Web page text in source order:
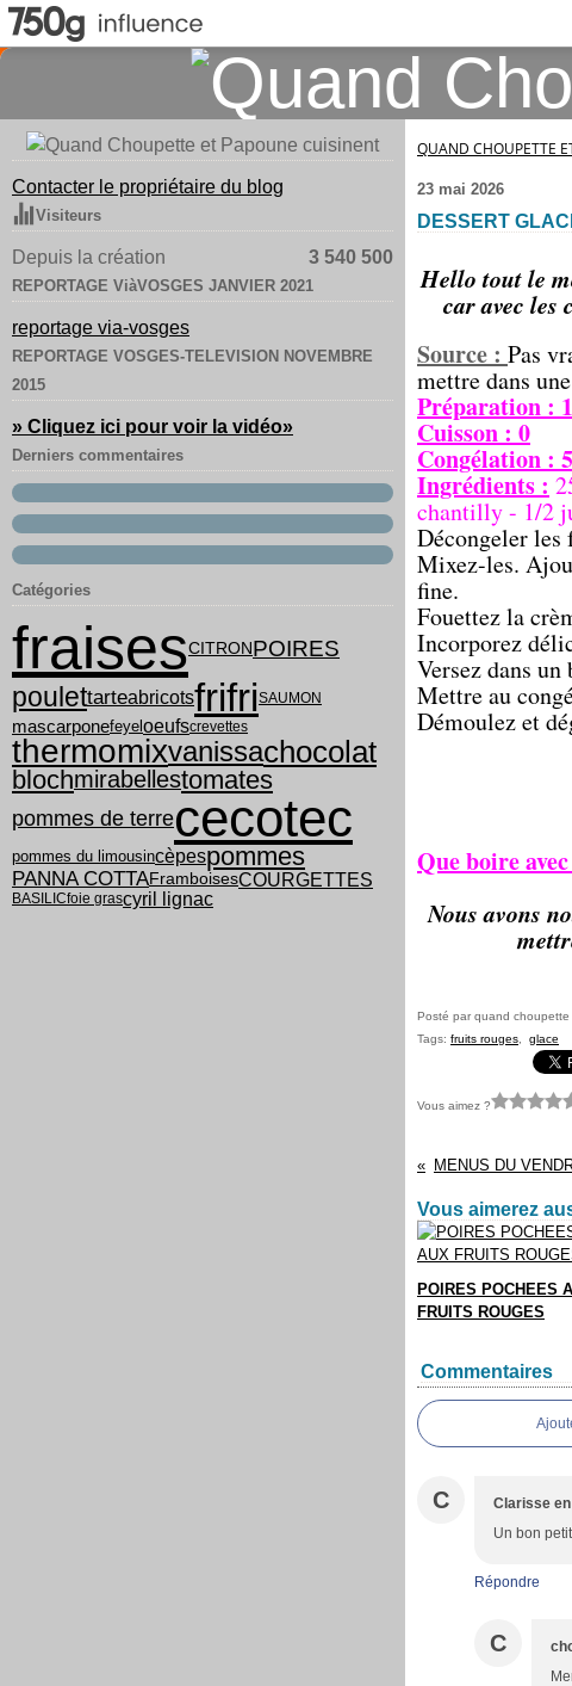
Contacter le propriétaire du blog
Visiteurs
Depuis la création 3 540 500
REPORTAGE ViàVOSGES JANVIER 2021
reportage via-vosges
REPORTAGE VOSGES-TELEVISION NOVEMBRE
2015
» Cliquez ici pour voir la vidéo»
Derniers commentaires
Catégories
fraisesCITRONPOIRES
poulettarteabricotsfrifriSAUMON
mascarponefeyeloeufscrevettes
thermomixvanissachocolat
blochmirabellestomates
pommes de terrececotec
pommes du limousincèpespommes
PANNA COTTAFramboisesCOURGETTES
BASILICfoie grascyril lignac
QUAND CHOUPETTE
23 mai 2026
DESSERT
Hello tout le
car avec les
Source : Pas
mettre dans
Préparation :
Cuisson : 0
Congélation :
Ingrédients :
chantilly - 1/2
Décongeler les
Mixez-les.
fine.
Fouettez la
Incorporez
Versez dans
Mettre au
Démoulez et
Que boire
Nous avons
Posté par quand
Tags: fruits rouges glace
Vous aimez ?
Vous aimerez
POIRES POCHEES
FRUITS ROUGES
Commentaires
C Clarisse
Un bon
Répondre
C